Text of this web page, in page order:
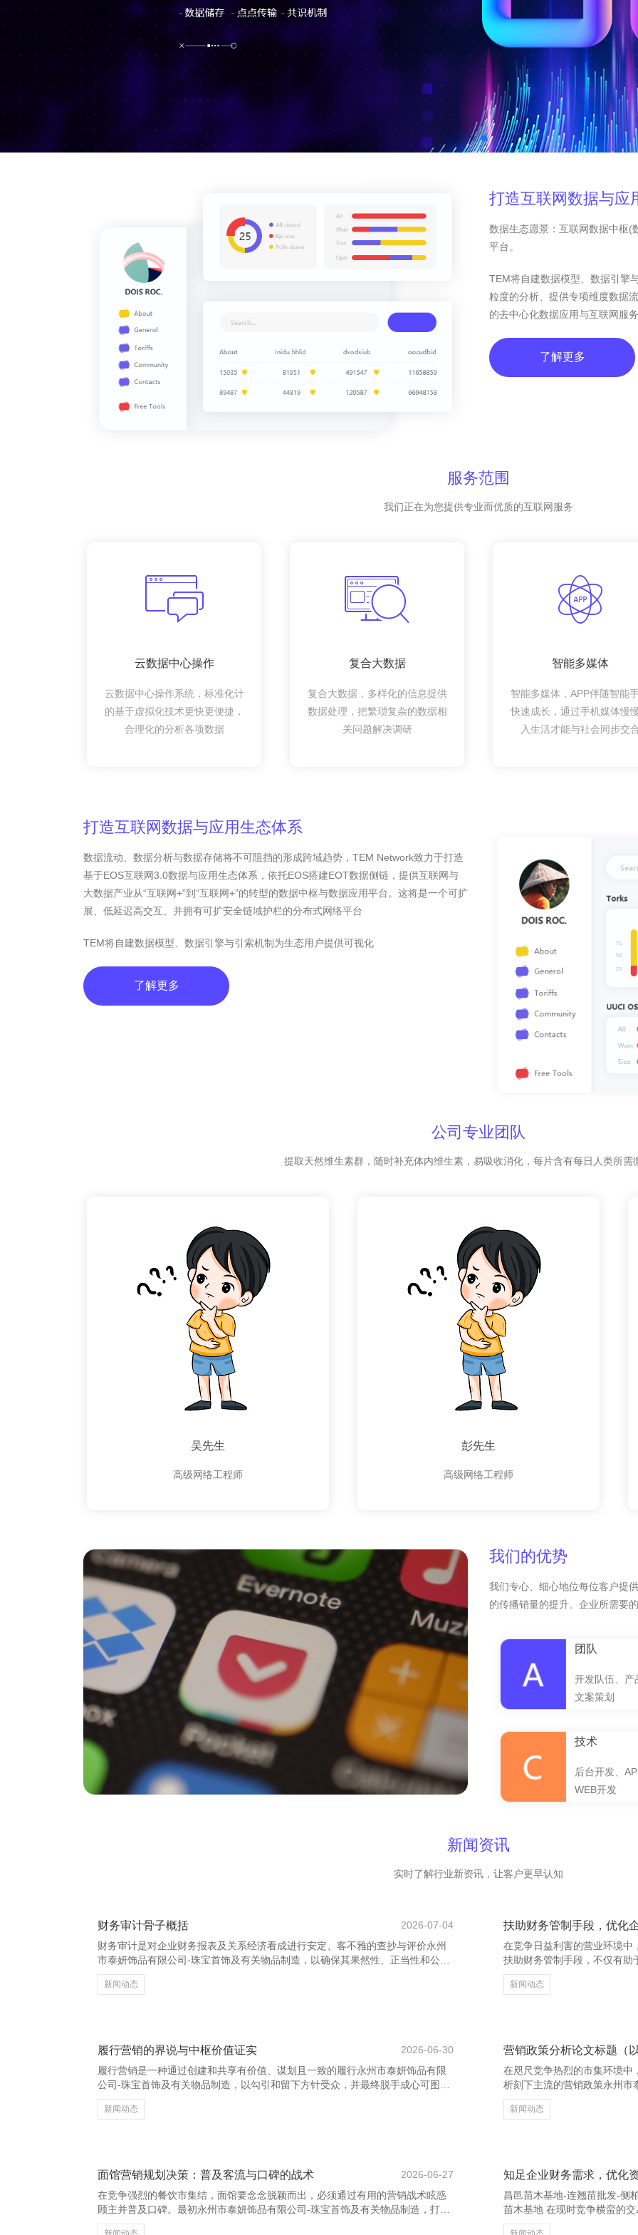
打造互联网数据与应
数据生态愿景：互联网数据中枢(
平台。
TEM将自建数据模型、数据引擎
粒度的分析、提供专项维度数据
的去中心化数据应用与互联网服
了解更多
服务范围
我们正在为您提供专业而优质的互联网服务
云数据中心操作
云数据中心操作系统，标准化计
的基于虚拟化技术更快更便捷，
合理化的分析各项数据
复合大数据
复合大数据，多样化的信息提供
数据处理，把繁琐复杂的数据相
关问题解决调研
智能多媒体
智能多媒体，APP伴随智能
快速成长，通过手机媒体慢
入生活才能与社会同步交
打造互联网数据与应用生态体系
数据流动、数据分析与数据存储将不可阻挡的形成跨域趋势，TEM Network致力于打造
基于EOS互联网3.0数据与应用生态体系，依托EOS搭建EOT数据侧链，提供互联网与
大数据产业从“互联网+”到“互联网+”的转型的数据中枢与数据应用平台。这将是一个可扩
展、低延迟高交互、并拥有可扩安全链域护栏的分布式网络平台
TEM将自建数据模型、数据引擎与引索机制为生态用户提供可视化
了解更多
公司专业团队
提取天然维生素群，随时补充体内维生素，易吸收消化，每片含有每日人类所需
吴先生
高级网络工程师
彭先生
高级网络工程师
我们的优势
我们专心、细心地位每位客户提
的传播销量的提升。企业所需要
团队
开发队伍、产
文案策划
技术
后台开发、
WEB开发
新闻资讯
实时了解行业新资讯，让客户更早认知
财务审计骨子概括
2026-07-04
财务审计是对企业财务报表及关系经济看成进行安定、客不雅的查抄与评价永州
市泰妍饰品有限公司-珠宝首饰及有关物品制造，以确保其果然性、正当性和公允
性。其中枢缠绵是为财务信息的使用者提供可靠依据，增强财务信息的简直度。
财务审计的主要骨子包括：审查企业的财务报表，如金钱欠债表、利润表和现款
昌
新闻动态
扶助财务管制手段，优化
在竞争日益利害的营业环境中
扶助财务管制手段，不仅有助
为有盘算提供科学依据，从而
谈主员的专科培训，扶助其
企业快
新闻动态
履行营销的界说与中枢价值证实
2026-06-30
履行营销是一种通过创建和共享有价值、谋划且一致的履行永州市泰妍饰品有限
公司-珠宝首饰及有关物品制造，以勾引和留下方针受众，并最终脱手成心可图的
客户作为的营销表情。它不同于传统的告白宣传，更安逸通过信息传递树立品牌
信任与用户相关。 履行营销的中枢在于“价值输出”。不管是博客著作、视频、外
新闻动态
营销政策分析论文标题（
在咫尺竞争热烈的市集环境中
析刻下主流的营销政策永州市
量其在实质应用中的遵循与挑
集。通过市集细分、见识市
搜
新闻动态
面馆营销规划决策：普及客流与口碑的战术
2026-06-27
在竞争强烈的餐饮市集结，面馆要念念脱颖而出，必须通过有用的营销战术眩惑
顾主并普及口碑。最初永州市泰妍饰品有限公司-珠宝首饰及有关物品制造，打造
特质产物是关键。不错推出牌号面品，如“秘制牛肉面”或“手工拉面”，酿成各异化
知足企业财务需求，优化
昌邑苗木基地-连翘苗批发-侧
苗木基地 在现时竞争横蛮的
务贬责的科学性和高效性。优